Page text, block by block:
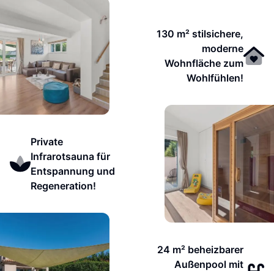
130 m² stilsichere,
moderne
Wohnfläche zum
Wohlfühlen!
Private
Infrarotsauna für
Entspannung und
Regeneration!
24 m² beheizbarer
Außenpool mit